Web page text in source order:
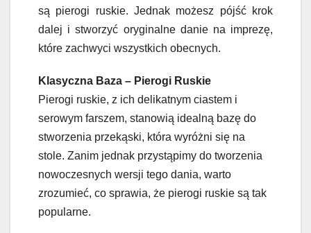
są pierogi ruskie. Jednak możesz pójść krok
dalej i stworzyć oryginalne danie na imprezę,
które zachwyci wszystkich obecnych.
Klasyczna Baza – Pierogi Ruskie
Pierogi ruskie, z ich delikatnym ciastem i
serowym farszem, stanowią idealną bazę do
stworzenia przekąski, która wyróżni się na
stole. Zanim jednak przystąpimy do tworzenia
nowoczesnych wersji tego dania, warto
zrozumieć, co sprawia, że pierogi ruskie są tak
popularne.